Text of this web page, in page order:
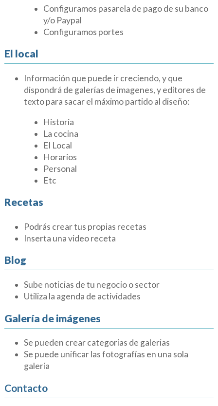
Configuramos pasarela de pago de su banco
y/o Paypal
Configuramos portes
El local
Información que puede ir creciendo, y que
dispondrá de galerías de imagenes, y editores de
texto para sacar el máximo partido al diseño:
Historia
La cocina
El Local
Horarios
Personal
Etc
Recetas
Podrás crear tus propias recetas
Inserta una video receta
Blog
Sube noticias de tu negocio o sector
Utiliza la agenda de actividades
Galería de imágenes
Se pueden crear categorias de galerias
Se puede unificar las fotografías en una sola
galería
Contacto